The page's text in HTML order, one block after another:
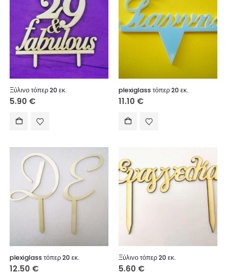
Ξύλινο τόπερ 20 εκ.
5.90 €
plexiglass τόπερ 20 εκ.
11.10 €
plexiglass τόπερ 20 εκ.
12.50 €
Ξύλινο τόπερ 20 εκ.
5.60 €